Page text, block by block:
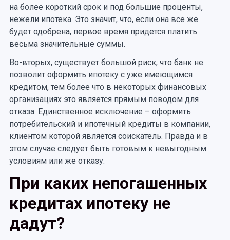
на более короткий срок и под большие проценты,
нежели ипотека. Это значит, что, если она все же
будет одобрена, первое время придется платить
весьма значительные суммы.
Во-вторых, существует большой риск, что банк не
позволит оформить ипотеку с уже имеющимся
кредитом, тем более что в некоторых финансовых
организациях это является прямым поводом для
отказа. Единственное исключение – оформить
потребительский и ипотечный кредиты в компании,
клиентом которой является соискатель. Правда и в
этом случае следует быть готовым к невыгодным
условиям или же отказу.
При каких непогашенных
кредитах ипотеку не
дадут?